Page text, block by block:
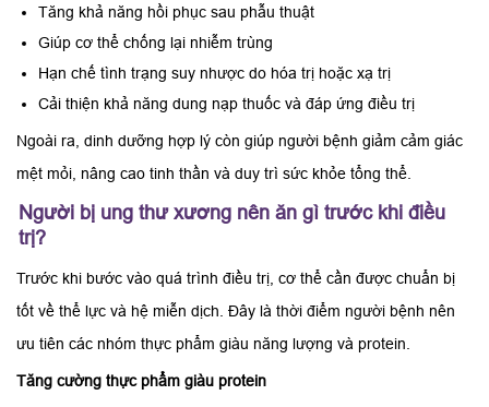
Tăng khả năng hồi phục sau phẫu thuật
Giúp cơ thể chống lại nhiễm trùng
Hạn chế tình trạng suy nhược do hóa trị hoặc xạ trị
Cải thiện khả năng dung nạp thuốc và đáp ứng điều trị
Ngoài ra, dinh dưỡng hợp lý còn giúp người bệnh giảm cảm giác
mệt mỏi, nâng cao tinh thần và duy trì sức khỏe tổng thể.
Người bị ung thư xương nên ăn gì trước khi điều
trị?
Trước khi bước vào quá trình điều trị, cơ thể cần được chuẩn bị
tốt về thể lực và hệ miễn dịch. Đây là thời điểm người bệnh nên
ưu tiên các nhóm thực phẩm giàu năng lượng và protein.
Tăng cường thực phẩm giàu protein